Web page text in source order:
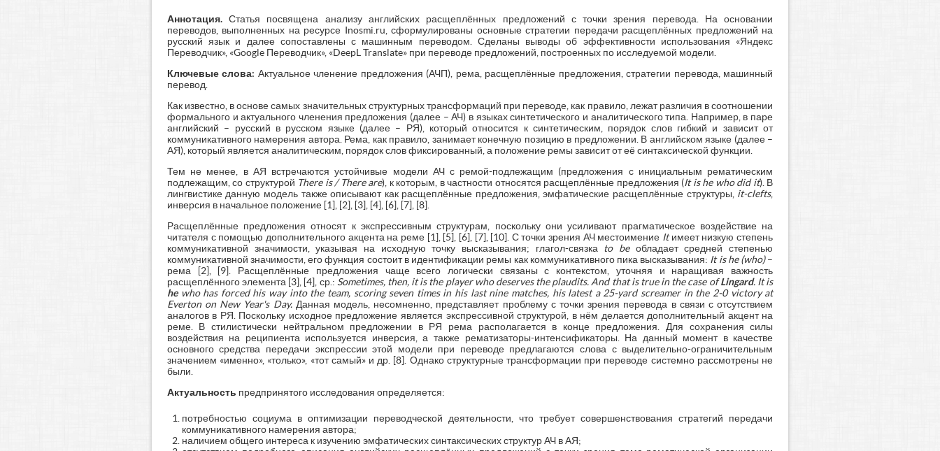
Аннотация.Статья посвящена анализу английских расщеплённых предложений с точки зрения перевода. На основании
переводов, выполненных на ресурсе Inosmi.ru, сформулированы основные стратегии передачи расщеплённых предложений на
русский язык и далее сопоставлены с машинным переводом. Сделаны выводы об эффективности использования «Яндекс
Переводчик», «Google Переводчик», «DeepL Translate» при переводе предложений, построенных по исследуемой модели.
Ключевые слова: Актуальное членение предложения (АЧП), рема, расщеплённые предложения, стратегии перевода, машинный
перевод.
Как известно, в основе самых значительных структурных трансформаций при переводе, как правило, лежат различия в соотношении
формального и актуального членения предложения (далее – АЧ) в языках синтетического и аналитического типа. Например, в паре
английский – русский в русском языке (далее – РЯ), который относится к синтетическим, порядок слов гибкий и зависит от
коммуникативного намерения автора. Рема, как правило, занимает конечную позицию в предложении. В английском языке (далее –
АЯ), который является аналитическим, порядок слов фиксированный, а положение ремы зависит от её синтаксической функции.
Тем не менее, в АЯ встречаются устойчивые модели АЧ с ремой-подлежащим (предложения с инициальным рематическим
подлежащим, со структурой There is /Thereare), к которым, в частности относятся расщеплённые предложения (Itishe whodidit). В
лингвистике данную модель также описывают как расщеплённые предложения, эмфатические расщеплённые структуры, it-clefts,
инверсия в начальное положение [1], [2], [3], [4], [6], [7], [8].
Расщеплённые предложения относят к экспрессивным структурам, поскольку они усиливают прагматическое воздействие на
читателя с помощью дополнительного акцента на реме [1], [5], [6], [7], [10]. С точки зрения АЧ местоимение Itимеет низкую степень
коммуникативной значимости, указывая на исходную точку высказывания; глагол-связка to beобладает средней степенью
коммуникативной значимости, его функция состоит в идентификации ремы как коммуникативного пика высказывания: Itishe (who)–
рема [2], [9]. Расщеплённые предложения чаще всего логически связаны с контекстом, уточняя и наращивая важность
расщеплённого элемента [3], [4], ср.: Sometimes, then, itisthe player whodeservestheplaudits. And that is true in the case ofLingard. It is
hewho has forced his way into the team, scoring seven times in his last nine matches, his latest a 25-yard screamer in the 2-0 victory at
Everton on New Year's Day.Данная модель, несомненно, представляет проблему с точки зрения перевода в связи с отсутствием
аналогов в РЯ. Поскольку исходное предложение является экспрессивной структурой, в нём делается дополнительный акцент на
реме. В стилистически нейтральном предложении в РЯ рема располагается в конце предложения. Для сохранения силы
воздействия на реципиента используется инверсия, а также рематизаторы-интенсификаторы. На данный момент в качестве
основного средства передачи экспрессии этой модели при переводе предлагаются слова с выделительно-ограничительным
значением «именно», «только», «тот самый» и др. [8]. Однако структурные трансформации при переводе системно рассмотрены не
были.
Актуальность предпринятого исследования определяется:
потребностью социума в оптимизации переводческой деятельности, что требует совершенствования стратегий передачи
коммуникативного намерения автора;
наличием общего интереса к изучению эмфатических синтаксических структур АЧ в АЯ;